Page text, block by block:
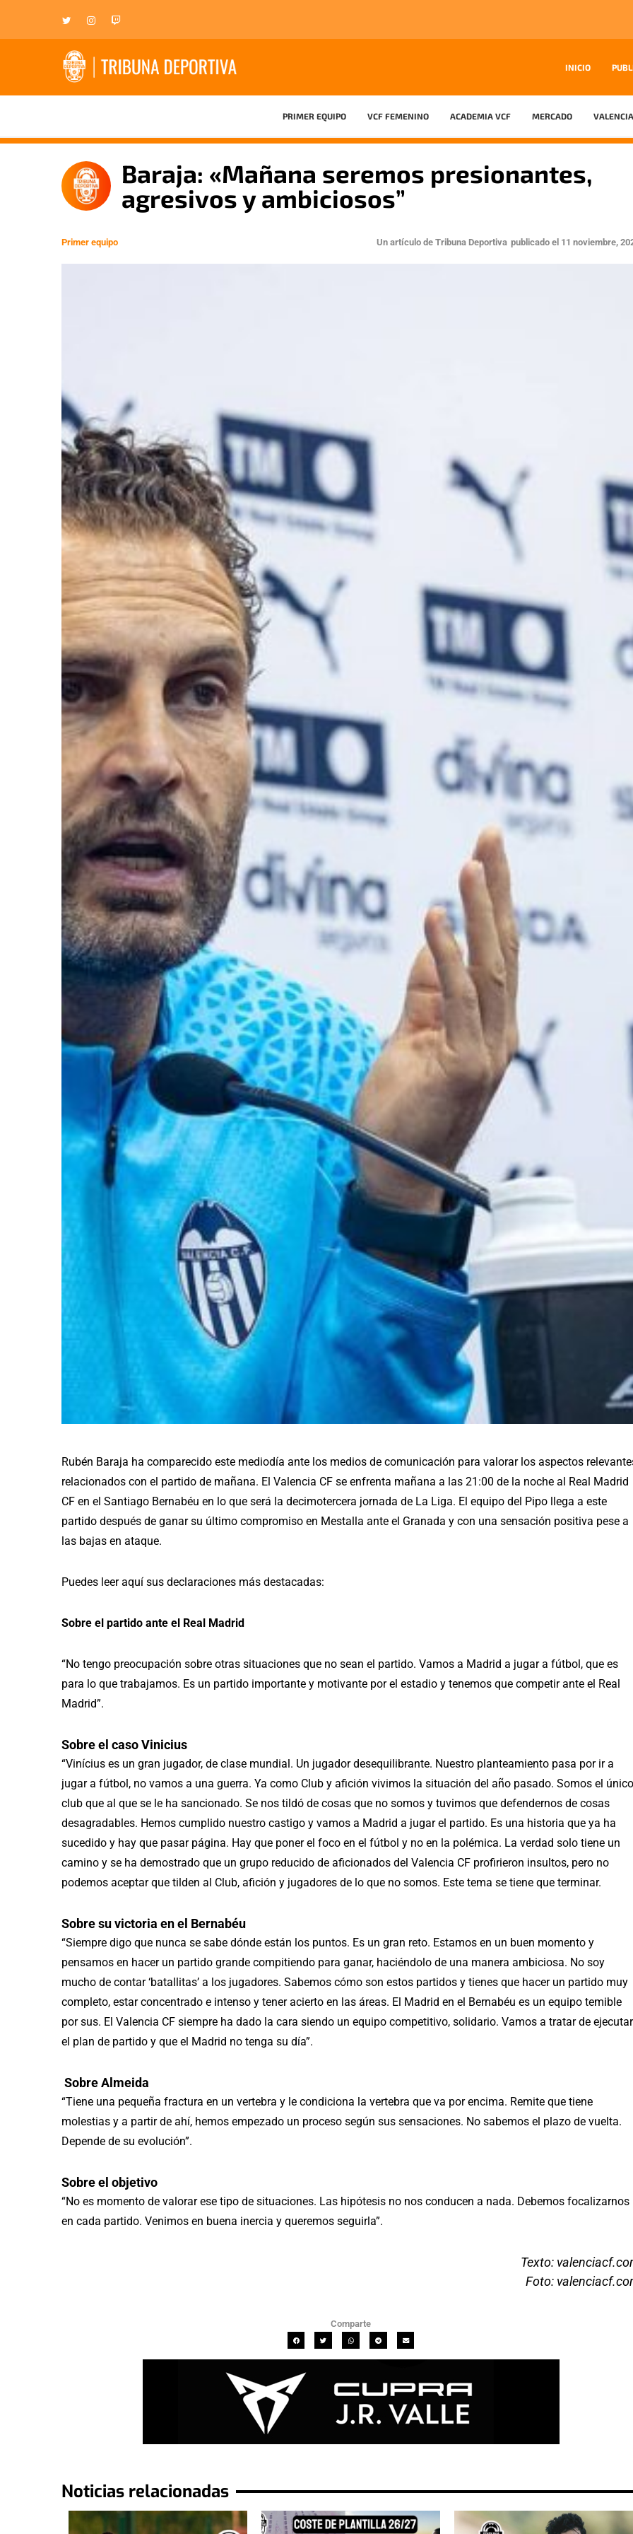
INICIO
PRIMER EQUIPO VCF FEMENINO ACADEMIA VCF MERCADO
Baraja: «Mañana seremos presionantes,
agresivos y ambiciosos”
Primer equipo Un artículo de Tribuna Deportiva publicado el 11 noviembre,
Rubén Baraja ha comparecido este mediodía ante los medios de comunicación para valorar los aspectos
relacionados con el partido de mañana. El Valencia CF se enfrenta mañana a las 21:00 de la noche al Real Madrid
CF en el Santiago Bernabéu en lo que será la decimotercera jornada de La Liga. El equipo del Pipo llega a este
partido después de ganar su último compromiso en Mestalla ante el Granada y con una sensación positiva pese a
las bajas en ataque.
Puedes leer aquí sus declaraciones más destacadas:
Sobre el partido ante el Real Madrid
“No tengo preocupación sobre otras situaciones que no sean el partido. Vamos a Madrid a jugar a fútbol, que es
para lo que trabajamos. Es un partido importante y motivante por el estadio y tenemos que competir ante el Real
Madrid”.
Sobre el caso Vinicius
“Vinícius es un gran jugador, de clase mundial. Un jugador desequilibrante. Nuestro planteamiento pasa por ir a
jugar a fútbol, no vamos a una guerra. Ya como Club y afición vivimos la situación del año pasado. Somos el único
club que al que se le ha sancionado. Se nos tildó de cosas que no somos y tuvimos que defendernos de cosas
desagradables. Hemos cumplido nuestro castigo y vamos a Madrid a jugar el partido. Es una historia que ya ha
sucedido y hay que pasar página. Hay que poner el foco en el fútbol y no en la polémica. La verdad solo tiene un
camino y se ha demostrado que un grupo reducido de aficionados del Valencia CF profirieron insultos, pero no
podemos aceptar que tilden al Club, afición y jugadores de lo que no somos. Este tema se tiene que terminar.
Sobre su victoria en el Bernabéu
“Siempre digo que nunca se sabe dónde están los puntos. Es un gran reto. Estamos en un buen momento y
pensamos en hacer un partido grande compitiendo para ganar, haciéndolo de una manera ambiciosa. No soy
mucho de contar ‘batallitas’ a los jugadores. Sabemos cómo son estos partidos y tienes que hacer un partido muy
completo, estar concentrado e intenso y tener acierto en las áreas. El Madrid en el Bernabéu es un equipo temible
por sus. El Valencia CF siempre ha dado la cara siendo un equipo competitivo, solidario. Vamos a tratar de ejecutar
el plan de partido y que el Madrid no tenga su día”.
Sobre Almeida
“Tiene una pequeña fractura en un vertebra y le condiciona la vertebra que va por encima. Remite que tiene
molestias y a partir de ahí, hemos empezado un proceso según sus sensaciones. No sabemos el plazo de vuelta.
Depende de su evolución”.
Sobre el objetivo
“No es momento de valorar ese tipo de situaciones. Las hipótesis no nos conducen a nada. Debemos focalizarnos
en cada partido. Venimos en buena inercia y queremos seguirla”.
Texto:
Foto:
Comparte
Noticias relacionadas
Ir a su web Ir a su web Ir a su web